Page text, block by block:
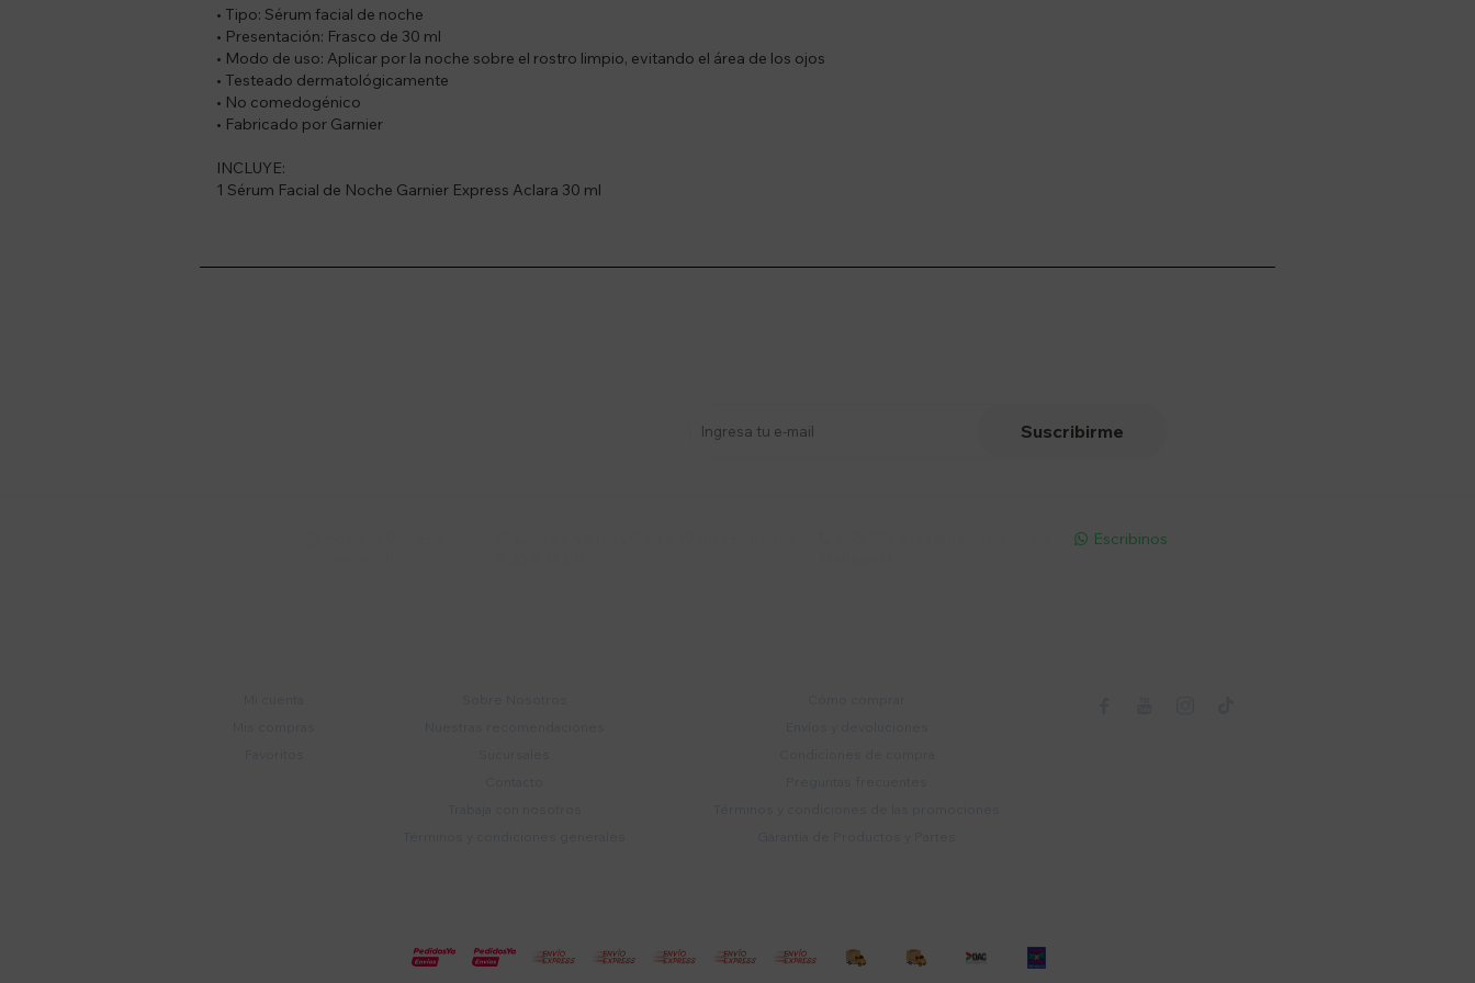
• Tipo: Sérum facial de noche
• Presentación: Frasco de 30 ml
• Modo de uso: Aplicar por la noche sobre el rostro limpio, evitando el área de los ojos
• Testeado dermatológicamente
• No comedogénico
• Fabricado por Garnier
INCLUYE:
1 Sérum Facial de Noche Garnier Express Aclara 30 ml
Suscribirme
 Escribinos